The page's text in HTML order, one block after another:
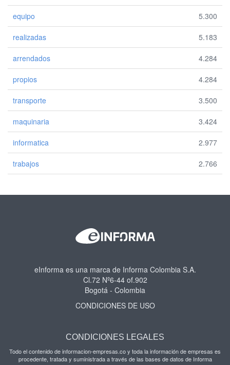
equipo 5.300
realizadas 5.183
arrendados 4.284
propios 4.284
transporte 3.500
maquinaria 3.424
informatica 2.977
trabajos 2.766
eInforma es una marca de Informa Colombia S.A.
Cl.72 Nº6-44 of.902
Bogotá - Colombia
CONDICIONES DE USO
CONDICIONES LEGALES
Todo el contenido de informacion-empresas.co y toda la información de empresas es
procedente, tratada y suministrada a través de las bases de datos de Informa